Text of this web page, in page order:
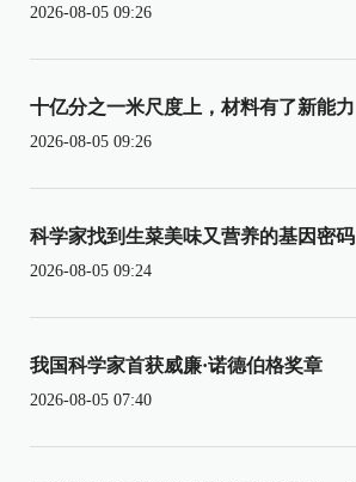
2026-08-05 09:26
十亿分之一米尺度上，材料有了新能力
2026-08-05 09:26
科学家找到生菜美味又营养的基因密码
2026-08-05 09:24
我国科学家首获威廉·诺德伯格奖章
2026-08-05 07:40